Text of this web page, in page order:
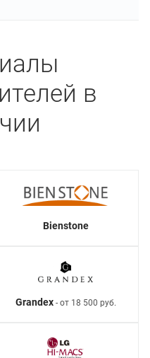
в
Bienstone
Grandex- от 18 500 руб.